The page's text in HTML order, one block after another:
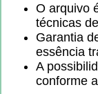
O arquivo
técnicas
Garantia
essência
A
conforme